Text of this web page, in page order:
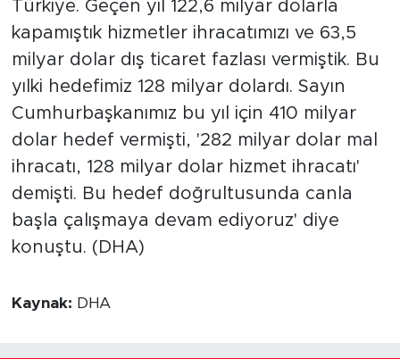
Türkiye. Geçen yıl 122,6 milyar dolarla
kapamıştık hizmetler ihracatımızı ve 63,5
milyar dolar dış ticaret fazlası vermiştik. Bu
yılki hedefimiz 128 milyar dolardı. Sayın
Cumhurbaşkanımız bu yıl için 410 milyar
dolar hedef vermişti, '282 milyar dolar mal
ihracatı, 128 milyar dolar hizmet ihracatı'
demişti. Bu hedef doğrultusunda canla
başla çalışmaya devam ediyoruz' diye
konuştu. (DHA)
Kaynak: DHA